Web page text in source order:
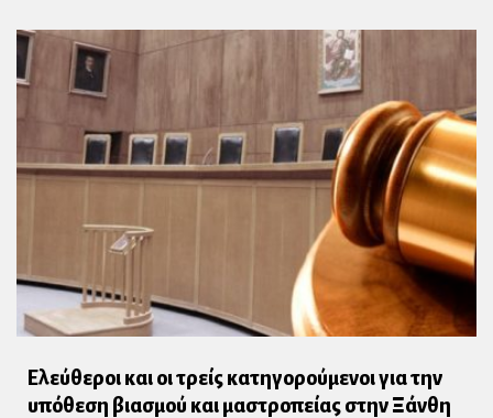
Ελεύθεροι και οι τρείς κατηγορούμενοι για την
υπόθεση βιασμού και μαστροπείας στην Ξάνθη